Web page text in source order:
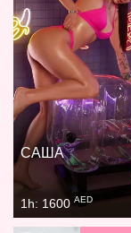
САША
1h: 1600 AED